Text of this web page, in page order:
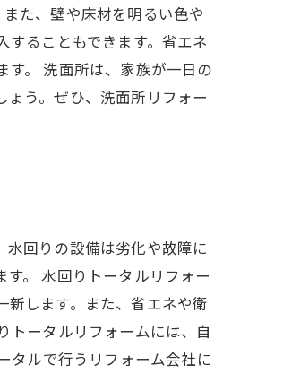
た、壁や床材を明るい色や
ることもできます。省エネ
。 洗面所は、家族が一日の
う。ぜひ、洗面所リフォー
回りの設備は劣化や故障に
。 水回りトータルリフォー
します。また、省エネや衛
トータルリフォームには、自
タルで行うリフォーム会社に